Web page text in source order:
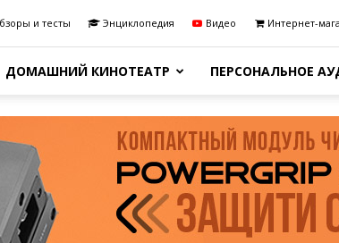
и тесты Энциклопедия Видео Интернет-
ДОМАШНИЙ КИНОТЕАТР ПЕРСОНАЛЬНОЕ